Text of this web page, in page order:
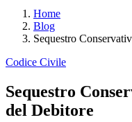
Home
Blog
Sequestro
Codice Civile
Sequestro
del Debitore